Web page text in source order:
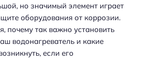
но значимый элемент играет
оборудования от коррозии.
почему так важно установить
водонагреватель и какие
если его